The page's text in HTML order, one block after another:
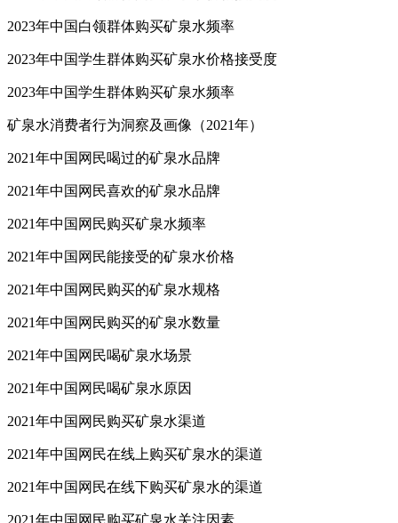
2023年中国白领群体购买矿泉水价格接受度
2023年中国白领群体购买矿泉水频率
2023年中国学生群体购买矿泉水价格接受度
2023年中国学生群体购买矿泉水频率
矿泉水消费者行为洞察及画像（2021年）
2021年中国网民喝过的矿泉水品牌
2021年中国网民喜欢的矿泉水品牌
2021年中国网民购买矿泉水频率
2021年中国网民能接受的矿泉水价格
2021年中国网民购买的矿泉水规格
2021年中国网民购买的矿泉水数量
2021年中国网民喝矿泉水场景
2021年中国网民喝矿泉水原因
2021年中国网民购买矿泉水渠道
2021年中国网民在线上购买矿泉水的渠道
2021年中国网民在线下购买矿泉水的渠道